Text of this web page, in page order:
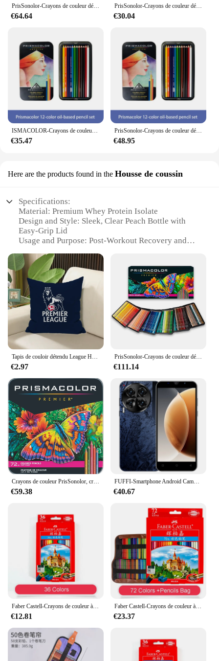
PrisSonolor-Crayons de couleur détendus originaux, fournitures d'art pour le dessin, l'esquisse, la coloration adulte, 18 boîtes, 36 couleurs, 72 couleurs, 150 couleurs
€64.64
PrisSonolor-Crayons de couleur détendus, noyau souple, fournitures d'art, ensemble de crayons à dessin, couleurs professionnelles, 12 paquets, 48 paquets, 72 paquets
€30.04
ISMACOLOR-Crayons de couleur à base d'huile de Prisma, fournitures artistiques détendues pour dessin, croquis, coloriage pour adultes, crayon à documents à noyau souple
€35.47
PrisSonolor-Crayons de couleur décontractés, noyau optique doux, matériel de dessin résistant à la lumière, couleurs à l'huile, USA, 12 couleurs, 24 couleurs, 48 couleurs, 72 couleurs, 132/150 couleurs
€48.95
Here are the products found in the Housse de coussin
Specifications:
Material: Premium Whey Protein Isolate
Design and Style: Sleek, Clear Peach Bottle with
Easy-Grip Lid
Usage and Purpose: Post-Workout Recovery and
Typical Adaptive Scenario: Gym, Sports, Active
Lifestyle
Performance and Property: 30g of Protein, Low
Carb, Gluten-Free
Parts and Accessories: Includes 12 Bottles Per Case
Features:
|Vendors|
**Unmatched Nutrition and Taste**
The Premier Protein drink clear peach is a standout
in the sports nutrition category, offering a unique
blend of taste and nutrition. Each bottle is crafted
with premium whey protein isolate, ensuring a high-
quality protein source that supports muscle
recovery and growth. The low carb and gluten-free
formulation makes it an ideal choice for those on a
fitness journey or maintaining a healthy lifestyle.
The sleek, clear peach bottle design not only looks
great but also allows you to see the contents,
ensuring you're getting the full 30g of protein with
every sip.
**Versatile and Convenient**
Whether you're a professional athlete, a fitness
enthusiast, or someone looking to maintain a
healthy diet, the Premier Protein drink clear peach is
designed for versatility. Its lightweight and portable
nature make it perfect for on-the-go consumption,
whether you're at the gym, heading to work, or
enjoying a post-workout snack. The 12-bottle case
ensures you have a steady supply, making it an
excellent option for wholesale and vendor
purchases.
**Adaptable and Accessible**
The Premier Protein drink clear peach is more than
just a drink; it's a lifestyle choice. It's an accessible
Tapis de couloir détendu League HOpolyters pour filles, long tapis de salle, lavable, non-ald, cuisine lea, moderne, décoration d'intérieur, sourire naturel
€2.97
PrisSonolor-Crayons de couleur détendus pour adultes, noyau souple, résistant à la lumière, ultra-lisse, nettoyage de coloration, 150 unités
€111.14
Crayons de couleur PrisSonolor, crayons souples détendus, assortis, 72 pièces
€59.38
FUFFI-Smartphone Android Camon 30, Téléphone portable détendu, 5.0 pouces, 2 + 32 Go, Dean, 2500mAh, Google Play, PR2 + 8MP
€40.67
Faber Castell-Crayons de couleur à l'huile professionnels détendus, Lapis De Cor, Crayon à croquis de couleur, Ensemble d'art de dessin de coloriage, 36, 48/72
€12.81
Faber Castell-Crayons de couleur à l'huile professionnels détendus, 72 couleurs, croquis, coloriage, dessin, ensemble d'art
€23.37